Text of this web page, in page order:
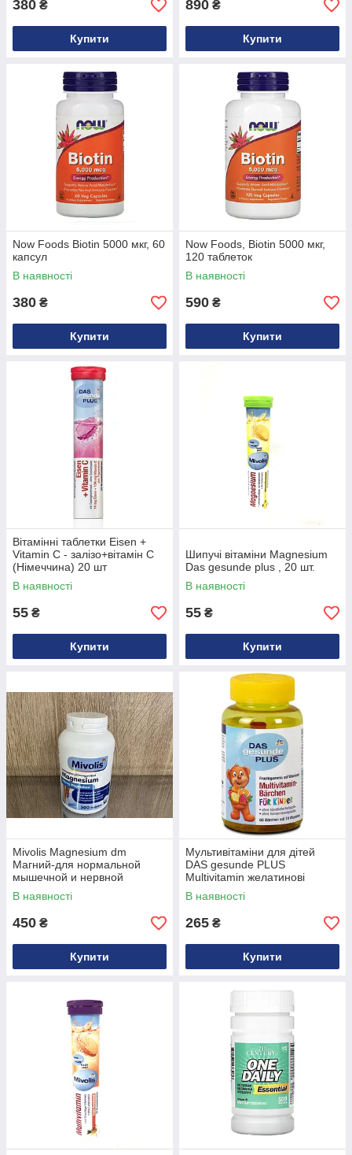
380 ₴
Купити
890 ₴
Купити
Now Foods Biotin 5000 мкг, 60
капсул
В наявності
380 ₴
Купити
Now Foods, Biotin 5000 мкг,
120 таблеток
В наявності
590 ₴
Купити
Вітамінні таблетки Eisen +
Vitamin C - залізо+вітамін С
(Німеччина) 20 шт
В наявності
55 ₴
Купити
Шипучі вітаміни Magnesium
Das gesunde plus , 20 шт.
В наявності
55 ₴
Купити
Mivolis Magnesium dm
Магний-для нормальной
мышечной и нервной
функции 300 табл.
В наявності
450 ₴
Купити
Мультивітаміни для дітей
DAS gesunde PLUS
Multivitamin желатинові
ведмедики, 60 шт
В наявності
265 ₴
Купити